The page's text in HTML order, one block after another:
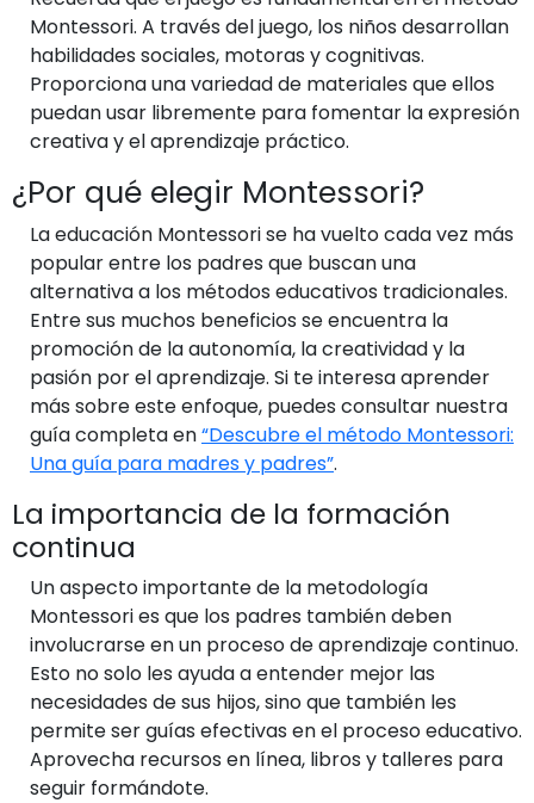
Montessori. A través del juego, los niños desarrollan
habilidades sociales, motoras y cognitivas.
Proporciona una variedad de materiales que ellos
puedan usar libremente para fomentar la expresión
creativa y el aprendizaje práctico.
¿Por qué elegir Montessori?
La educación Montessori se ha vuelto cada vez más
popular entre los padres que buscan una
alternativa a los métodos educativos tradicionales.
Entre sus muchos beneficios se encuentra la
promoción de la autonomía, la creatividad y la
pasión por el aprendizaje. Si te interesa aprender
más sobre este enfoque, puedes consultar nuestra
guía completa en“Descubre el método Montessori:
Una guía para madres y padres”.
La importancia de la formación
continua
Un aspecto importante de la metodología
Montessori es que los padres también deben
involucrarse en un proceso de aprendizaje continuo.
Esto no solo les ayuda a entender mejor las
necesidades de sus hijos, sino que también les
permite ser guías efectivas en el proceso educativo.
Aprovecha recursos en línea, libros y talleres para
seguir formándote.